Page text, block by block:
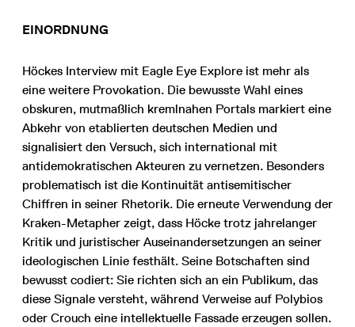
EINORDNUNG
Höckes Interview mit Eagle Eye Explore ist mehr als
eine weitere Provokation. Die bewusste Wahl eines
obskuren, mutmaßlich kremlnahen Portals markiert eine
Abkehr von etablierten deutschen Medien und
signalisiert den Versuch, sich international mit
antidemokratischen Akteuren zu vernetzen. Besonders
problematisch ist die Kontinuität antisemitischer
Chiffren in seiner Rhetorik. Die erneute Verwendung der
Kraken-Metapher zeigt, dass Höcke trotz jahrelanger
Kritik und juristischer Auseinandersetzungen an seiner
ideologischen Linie festhält. Seine Botschaften sind
bewusst codiert: Sie richten sich an ein Publikum, das
diese Signale versteht, während Verweise auf Polybios
oder Crouch eine intellektuelle Fassade erzeugen sollen.